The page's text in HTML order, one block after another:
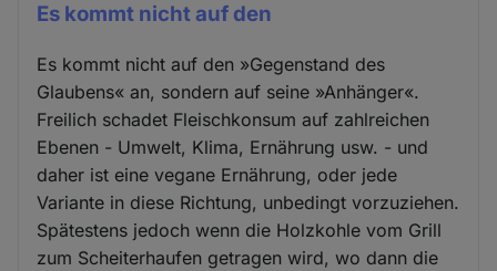
Es kommt nicht auf den
Es kommt nicht auf den »Gegenstand des
Glaubens« an, sondern auf seine »Anhänger«.
Freilich schadet Fleischkonsum auf zahlreichen
Ebenen - Umwelt, Klima, Ernährung usw. - und
daher ist eine vegane Ernährung, oder jede
Variante in diese Richtung, unbedingt vorzuziehen.
Spätestens jedoch wenn die Holzkohle vom Grill
zum Scheiterhaufen getragen wird, wo dann die